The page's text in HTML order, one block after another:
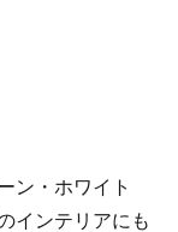
ン・ホワイト
インテリアにも